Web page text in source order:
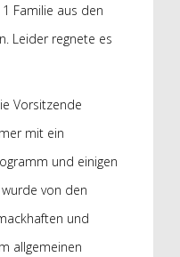
Familie aus den
Leider regnete es
Vorsitzende
mit ein
und einigen
von den
und
allgemeinen